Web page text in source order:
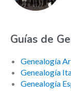
Guías de
Genealogía
Genealogía
Genealogía